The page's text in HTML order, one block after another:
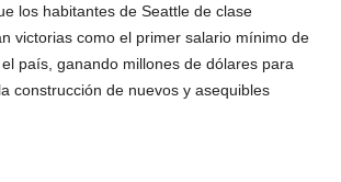
los habitantes de Seattle de clase
victorias como el primer salario mínimo de
país, ganando millones de dólares para
construcción de nuevos y asequibles